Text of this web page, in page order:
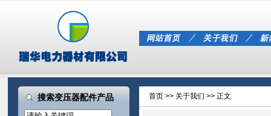
搜索变压器配件产品 首页 >> 关于我们 >> 正文